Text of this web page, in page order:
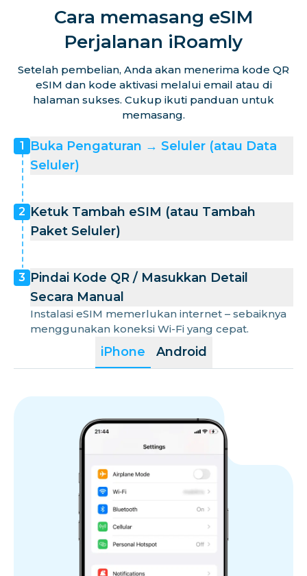
Cara memasang eSIM
Perjalanan iRoamly
Setelah pembelian, Anda akan menerima kode QR
eSIM dan kode aktivasi melalui email atau di
halaman sukses. Cukup ikuti panduan untuk
memasang.
iPhone Android
1
Buka Pengaturan → Seluler (atau Data
Seluler)
2 Ketuk Tambah eSIM (atau Tambah
Paket Seluler)
3 Pindai Kode QR / Masukkan Detail
Secara Manual
Instalasi eSIM memerlukan internet – sebaiknya
menggunakan koneksi Wi-Fi yang cepat.